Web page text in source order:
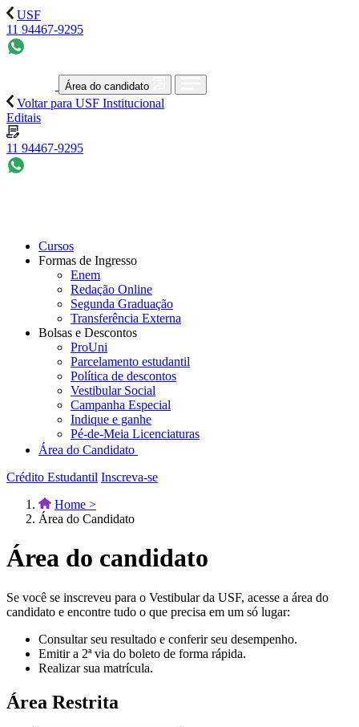
USF
11 94467-9295
Área do candidato
Voltar para USF Institucional
Editais
11 94467-9295
Cursos
Formas de Ingresso
Enem
Redação Online
Segunda Graduação
Transferência Externa
Bolsas e Descontos
ProUni
Parcelamento estudantil
Política de descontos
Vestibular Social
Campanha Especial
Indique e ganhe
Pé-de-Meia Licenciaturas
Área do Candidato
Crédito Estudantil Inscreva-se
Home >
Área do Candidato
Área do candidato
Se você se inscreveu para o Vestibular da USF, acesse a área do
candidato e encontre tudo o que precisa em um só lugar:
Consultar seu resultado e conferir seu desempenho.
Emitir a 2ª via do boleto de forma rápida.
Realizar sua matrícula.
Área Restrita